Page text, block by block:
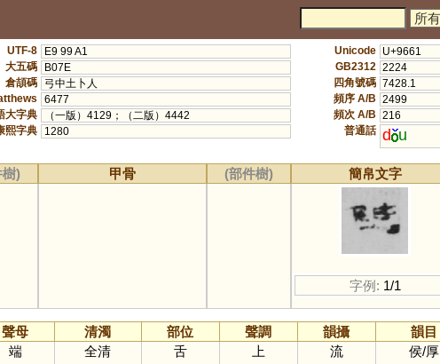
UTF-8
E9 99 A1
大五碼
B07E
倉頡碼
弓中土卜人
6477
大字典
（一版）4129；（二版）4442
熙字典
1280
Unicode U+9661
GB2312 2224
四角號碼 7428.1
頻序 A/B 2499
頻次 A/B 216
普通話 d u
) 甲骨 (部件樹) 簡帛文字
字例: 1/1
聲母 清濁 部位 聲調 韻攝 韻目
端
全清 舌 上 流 侯/厚